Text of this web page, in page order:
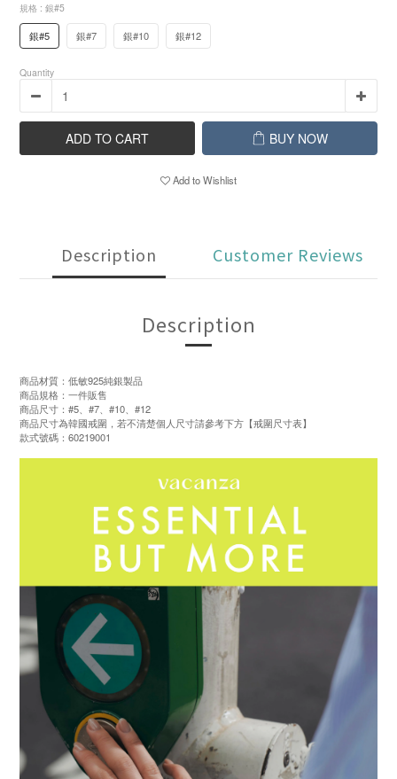
規格 : 銀#5
銀#5 銀#7 銀#10 銀#12
Quantity
ADD TO CART BUY NOW
Add to Wishlist
Description Customer Reviews
Description
商品材質：低敏925純銀製品
商品規格：一件販售
商品尺寸：#5、#7、#10、#12
商品尺寸為韓國戒圍，若不清楚個人尺寸請參考下方【戒圍尺寸表】
款式號碼：60219001